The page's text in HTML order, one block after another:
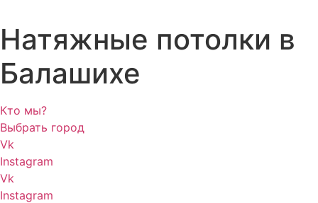
Натяжные потолки в
Балашихе
Кто мы?
Выбрать город
Vk
Instagram
Vk
Instagram